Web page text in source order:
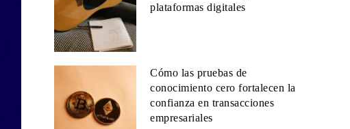
plataformas digitales
Cómo las pruebas de
conocimiento cero fortalecen la
confianza en transacciones
empresariales